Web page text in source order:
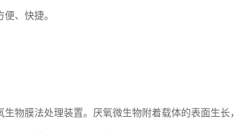
、快捷。
物膜法处理装置。厌氧微生物附着载体的表面生长